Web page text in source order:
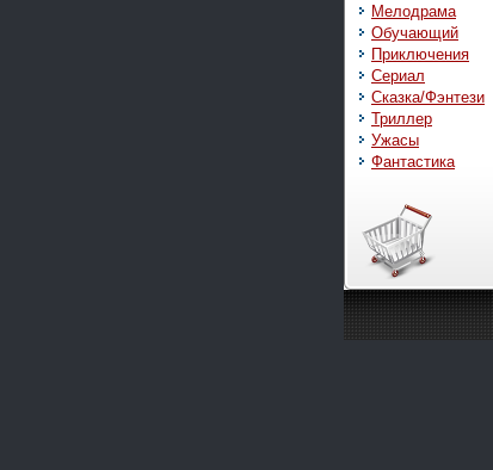
Мелодрама
Обучающий
Приключения
Сериал
Сказка/Фэнтези
Триллер
Ужасы
Фантастика